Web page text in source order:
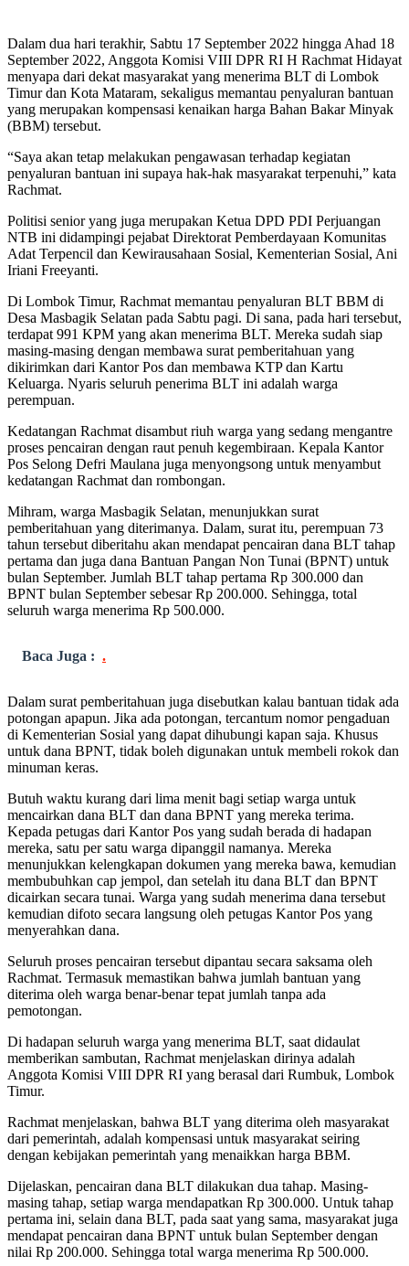
Dalam dua hari terakhir, Sabtu 17 September 2022 hingga Ahad 18
September 2022, Anggota Komisi VIII DPR RI H Rachmat Hidayat
menyapa dari dekat masyarakat yang menerima BLT di Lombok
Timur dan Kota Mataram, sekaligus memantau penyaluran bantuan
yang merupakan kompensasi kenaikan harga Bahan Bakar Minyak
(BBM) tersebut.
“Saya akan tetap melakukan pengawasan terhadap kegiatan
penyaluran bantuan ini supaya hak-hak masyarakat terpenuhi,” kata
Rachmat.
Politisi senior yang juga merupakan Ketua DPD PDI Perjuangan
NTB ini didampingi pejabat Direktorat Pemberdayaan Komunitas
Adat Terpencil dan Kewirausahaan Sosial, Kementerian Sosial, Ani
Iriani Freeyanti.
Di Lombok Timur, Rachmat memantau penyaluran BLT BBM di
Desa Masbagik Selatan pada Sabtu pagi. Di sana, pada hari tersebut,
terdapat 991 KPM yang akan menerima BLT. Mereka sudah siap
masing-masing dengan membawa surat pemberitahuan yang
dikirimkan dari Kantor Pos dan membawa KTP dan Kartu
Keluarga. Nyaris seluruh penerima BLT ini adalah warga
perempuan.
Kedatangan Rachmat disambut riuh warga yang sedang mengantre
proses pencairan dengan raut penuh kegembiraan. Kepala Kantor
Pos Selong Defri Maulana juga menyongsong untuk menyambut
kedatangan Rachmat dan rombongan.
Mihram, warga Masbagik Selatan, menunjukkan surat
pemberitahuan yang diterimanya. Dalam, surat itu, perempuan 73
tahun tersebut diberitahu akan mendapat pencairan dana BLT tahap
pertama dan juga dana Bantuan Pangan Non Tunai (BPNT) untuk
bulan September. Jumlah BLT tahap pertama Rp 300.000 dan
BPNT bulan September sebesar Rp 200.000. Sehingga, total
seluruh warga menerima Rp 500.000.
Baca Juga : .
Dalam surat pemberitahuan juga disebutkan kalau bantuan tidak ada
potongan apapun. Jika ada potongan, tercantum nomor pengaduan
di Kementerian Sosial yang dapat dihubungi kapan saja. Khusus
untuk dana BPNT, tidak boleh digunakan untuk membeli rokok dan
minuman keras.
Butuh waktu kurang dari lima menit bagi setiap warga untuk
mencairkan dana BLT dan dana BPNT yang mereka terima.
Kepada petugas dari Kantor Pos yang sudah berada di hadapan
mereka, satu per satu warga dipanggil namanya. Mereka
menunjukkan kelengkapan dokumen yang mereka bawa, kemudian
membubuhkan cap jempol, dan setelah itu dana BLT dan BPNT
dicairkan secara tunai. Warga yang sudah menerima dana tersebut
kemudian difoto secara langsung oleh petugas Kantor Pos yang
menyerahkan dana.
Seluruh proses pencairan tersebut dipantau secara saksama oleh
Rachmat. Termasuk memastikan bahwa jumlah bantuan yang
diterima oleh warga benar-benar tepat jumlah tanpa ada
pemotongan.
Di hadapan seluruh warga yang menerima BLT, saat didaulat
memberikan sambutan, Rachmat menjelaskan dirinya adalah
Anggota Komisi VIII DPR RI yang berasal dari Rumbuk, Lombok
Timur.
Rachmat menjelaskan, bahwa BLT yang diterima oleh masyarakat
dari pemerintah, adalah kompensasi untuk masyarakat seiring
dengan kebijakan pemerintah yang menaikkan harga BBM.
Dijelaskan, pencairan dana BLT dilakukan dua tahap. Masing-
masing tahap, setiap warga mendapatkan Rp 300.000. Untuk tahap
pertama ini, selain dana BLT, pada saat yang sama, masyarakat juga
mendapat pencairan dana BPNT untuk bulan September dengan
nilai Rp 200.000. Sehingga total warga menerima Rp 500.000.